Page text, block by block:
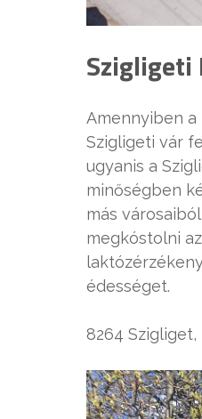
Szigligeti
Amennyiben
Szigligeti vár
ugyanis a
minőségben
más
megkóstolni
édességet.
8264 Szigliget,